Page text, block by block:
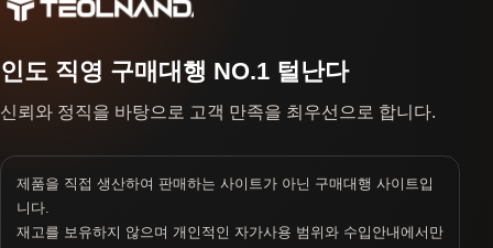
인도 직영 구매대행 NO.1 털난다
신뢰와 정직을 바탕으로 고객 만족을 최우선으로 합니다.
제품을 직접 생산하여 판매하는 사이트가 아닌 구매대행 사이트입
니다.
재고를 보유하지 않으며 개인적인 자가사용 범위와 수입안내에서만